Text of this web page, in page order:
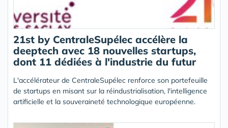
21st by CentraleSupélec accélère la
deeptech avec 18 nouvelles startups,
dont 11 dédiées à l'industrie du futur
L'accélérateur de CentraleSupélec renforce son portefeuille
de startups en misant sur la réindustrialisation, l'intelligence
artificielle et la souveraineté technologique européenne.